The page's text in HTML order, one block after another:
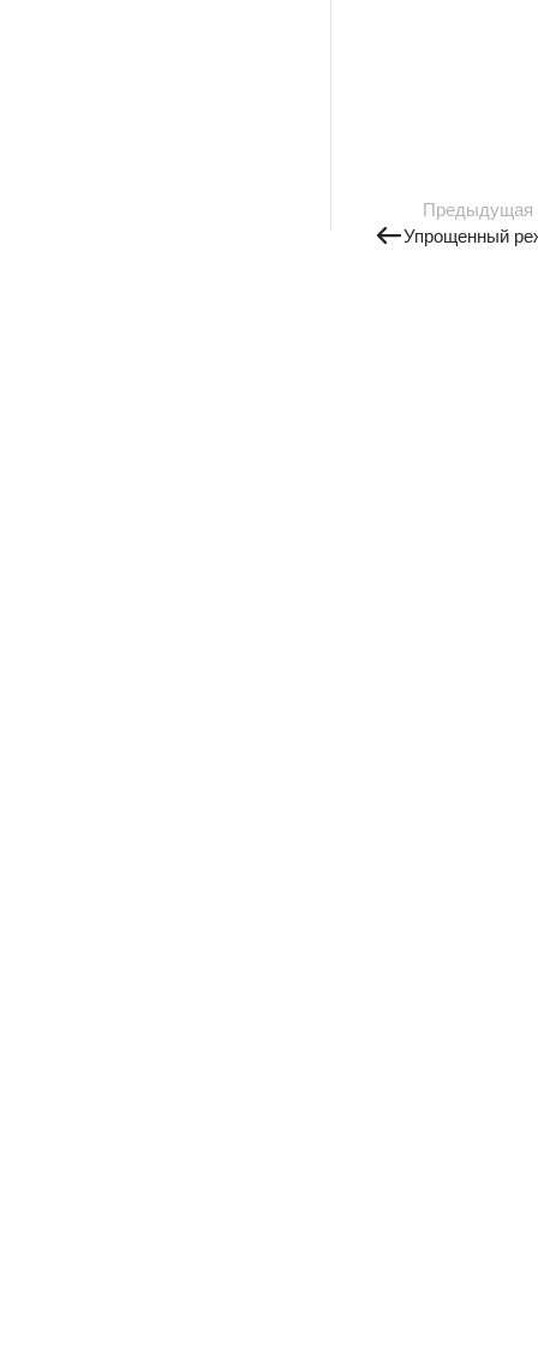
Предыдущая
Упрощенный